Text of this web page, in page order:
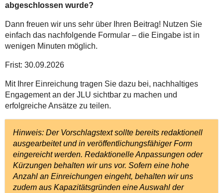
abgeschlossen wurde?
Dann freuen wir uns sehr über Ihren Beitrag! Nutzen Sie
einfach das nachfolgende Formular – die Eingabe ist in
wenigen Minuten möglich.
Frist: 30.09.2026
Mit Ihrer Einreichung tragen Sie dazu bei, nachhaltiges
Engagement an der JLU sichtbar zu machen und
erfolgreiche Ansätze zu teilen.
Hinweis: Der Vorschlagstext sollte bereits redaktionell
ausgearbeitet und in veröffentlichungsfähiger Form
eingereicht werden. Redaktionelle Anpassungen oder
Kürzungen behalten wir uns vor. Sofern eine hohe
Anzahl an Einreichungen eingeht, behalten wir uns
zudem aus Kapazitätsgründen eine Auswahl der